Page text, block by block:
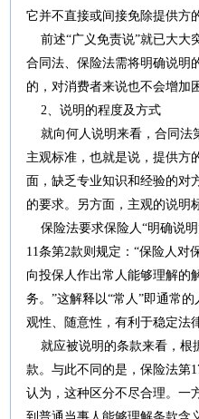
它并不直接或间接免除提供方
前述“广义免责说”就已大大
合同法、保险法需将明确说明
的，对消费者来说也不会增加
2、说明的程度及方式
就向何人说明来看，合同法
主观标准，也就是说，提供方
面，缺乏专业知识和经验的对
的要求。另方面，主观的说明
保险法要求保险人“明确说明
11条第2款则规定：“保险人
向投保人作出常人能够理解的
务。”这解释以“常人”即通常
观性、随意性，有利于稳定法
就应被说明的条款来看，根
款。与此不同的是，保险法第
认为，这种区分不尽合理。一